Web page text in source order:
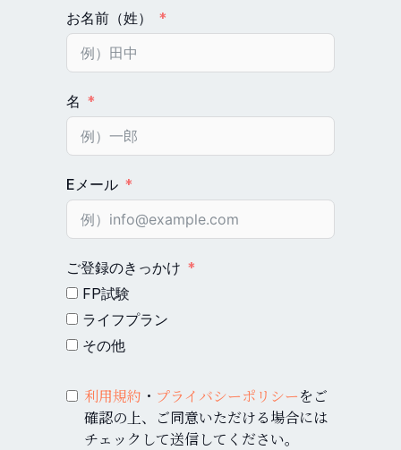
お名前（姓）
名
Eメール
ご登録のきっかけ
FP試験
ライフプラン
その他
利用規約 ・ プライバシーポリシーをご
確認の上、ご同意いただける場合には
チェックして送信してください。